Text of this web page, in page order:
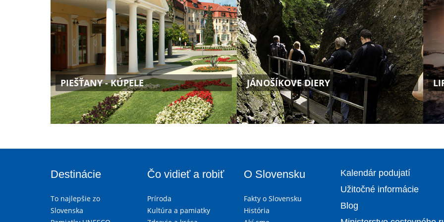
PIEŠŤANY - KÚPELE JÁNOŠÍKOVE DIERY
Destinácie
To najlepšie zo
Slovenska
Čo vidieť a robiť
Príroda
Kultúra a pamiatky
O Slovensku
Fakty o Slovensku
História
Kalendár podujatí
Užitočné informácie
Blog